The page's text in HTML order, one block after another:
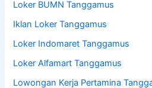
Loker BUMN Tanggamus
Iklan Loker Tanggamus
Loker Indomaret Tanggamus
Loker Alfamart Tanggamus
Lowongan Kerja Pertamina